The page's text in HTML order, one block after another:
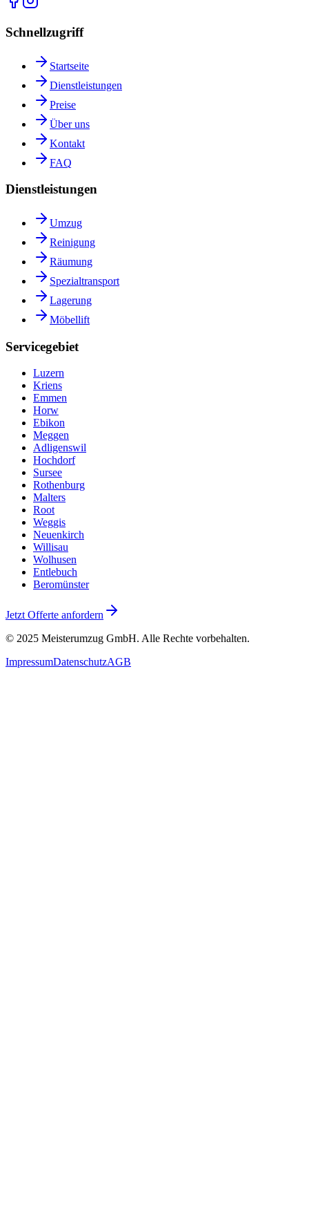
Schnellzugriff
Startseite
Dienstleistungen
Preise
Über uns
Kontakt
FAQ
Dienstleistungen
Umzug
Reinigung
Räumung
Spezialtransport
Lagerung
Möbellift
Servicegebiet
Luzern
Kriens
Emmen
Horw
Ebikon
Meggen
Adligenswil
Hochdorf
Sursee
Rothenburg
Malters
Root
Weggis
Neuenkirch
Willisau
Wolhusen
Entlebuch
Beromünster
Jetzt Offerte anfordern
© 2025 Meisterumzug GmbH. Alle Rechte vorbehalten.
ImpressumDatenschutzAGB